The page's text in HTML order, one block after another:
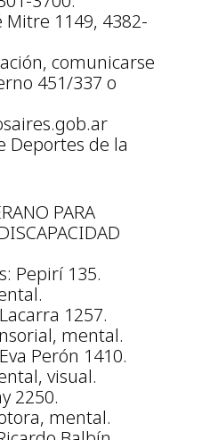
Mitre 1149, 4382-
comunicarse
451/337 o
Deportes de la
PARA
Pepirí 135.
1257.
mental.
Perón 1410.
visual.
2250.
mental.